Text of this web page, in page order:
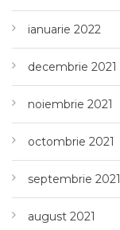
ianuarie 2022
decembrie 2021
noiembrie 2021
octombrie 2021
septembrie 2021
august 2021